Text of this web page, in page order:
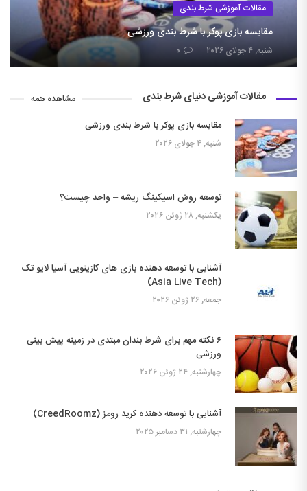
مقالات آموزشی شرط بندی
مقایسه بازی پوکر با شرط بندی ورزشی
شنبه, ۴ جولای ۲۰۲۶ ۰
مقالات آموزشی دنیای شرط بندی مشاهده همه
مقایسه بازی پوکر با شرط بندی ورزشی
شنبه, ۴ جولای ۲۰۲۶
توسعه روش اسیکینگ ریشه – واحد چیست؟
یکشنبه, ۲۸ ژوئن ۲۰۲۶
آشنایی با توسعه دهنده بازی های کازینویی آسیا لایو تک
(Asia Live Tech)
جمعه, ۲۶ ژوئن ۲۰۲۶
۶ نکته مهم برای شرط بندان مبتدی در زمینه پیش بینی
ورزشی
چهارشنبه, ۲۴ ژوئن ۲۰۲۶
آشنایی با توسعه دهنده کرید رومز (CreedRoomz)
چهارشنبه, ۳۱ دسامبر ۲۰۲۵